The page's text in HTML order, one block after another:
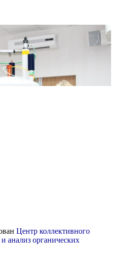
Центр коллективного
анализ органических